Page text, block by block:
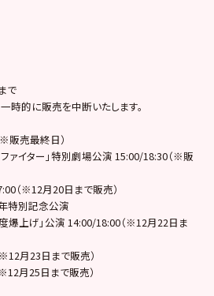
で
的に販売を中断いたします。
※販売最終日）
ファイター」特別劇場公演 15:00/18:30（※販
（※12月20日まで販売）
特別記念公演
度爆上げ」公演 14:00/18:00（※12月22日ま
※12月23日まで販売）
※12月25日まで販売）